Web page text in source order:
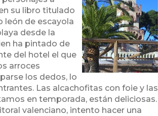
su libro titulado
león de escayola
desde la
ha pintado de
del hotel el que
arroces
los dedos, lo
Las alcachofitas con foie y las
en temporada, están deliciosas.
valenciano, intento hacer una